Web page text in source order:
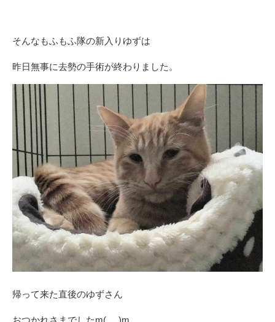
そんなもふもふ隊の新入りゆずは
昨日無事に去勢の手術が終わりました。
帰って来た直後のゆずさん